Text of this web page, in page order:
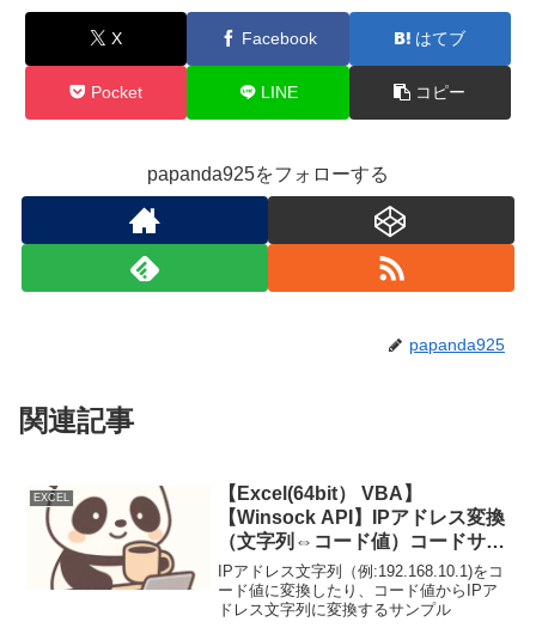
X Facebook はてブ
Pocket LINE コピー
papanda925をフォローする
papanda925
関連記事
EXCEL
【Excel(64bit） VBA】
【Winsock API】IPアドレス変換
（文字列⇔コード値）コードサン
プル【inet_addr】
【InetNtopW】利用
IPアドレス文字列（例:192.168.10.1)をコ
ード値に変換したり、コード値からIPア
ドレス文字列に変換するサンプル